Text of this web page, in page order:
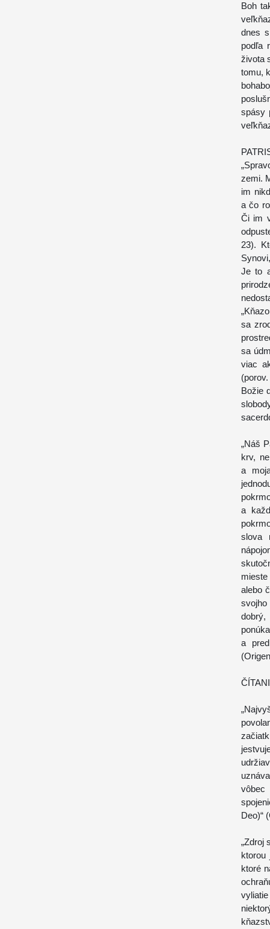
Boh
dnes
podľa
života
tomu,
spásy
zemi.
im
a čo
Či im
23).
Je to
sa
sa
viac
Božie
„Náš
krv,
a
a
slova
alebo
a
vôbec
Deo)“
„Zdroj
ktorou
ktoré